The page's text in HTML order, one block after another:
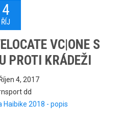
4
ŘÍJ
VC|ONE S
PROTI KRÁDEŽI
4, 2017
dd
Haibike 2018 - popis